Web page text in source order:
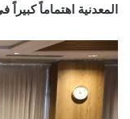
المعدنية اهتماماً كبيراً